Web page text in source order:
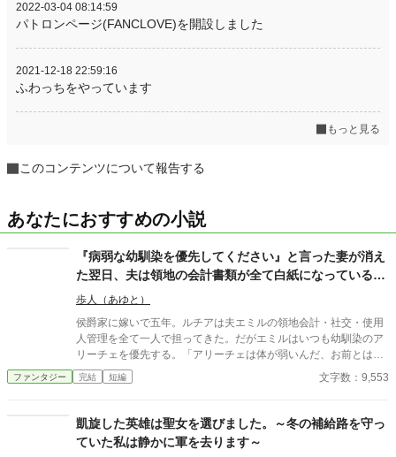
2022-03-04 08:14:59
パトロンページ(FANCLOVE)を開設しました
2021-12-18 22:59:16
ふわっちをやっています
もっと見る
このコンテンツについて報告する
あなたにおすすめの小説
『病弱な幼馴染を優先してください』と言った妻が消え
た翌日、夫は領地の会計書類が全て白紙になっているこ
とに気づいた
歩人（あゆと）
侯爵家に嫁いで五年。ルチアは夫エミルの領地会計・社交・使用
人管理を全て一人で担ってきた。だがエミルはいつも幼馴染のア
リーチェを優先する。「アリーチェは体が弱いんだ、お前とは違
う」——その言葉を百回聞いた日、ルチアは微笑んで離縁届に署
名した。「ええ、私は丈夫ですから。どうぞ幼馴染様をお大事
らの陳情の山、そして紅茶の淹れ方すら知らない自分。三ヶ月
後、かつて「地味な妻」と呼ばれたルチアは、辺境伯の財務顧問
として辣腕を振るっていた。
ファンタジー 完結 短編 文字数：9,553
凱旋した英雄は聖女を選びました。～冬の補給路を守っ
ていた私は静かに軍を去ります～